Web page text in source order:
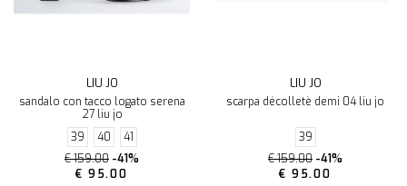
LIU JO
sandalo con tacco logato serena
27 liu jo
39
40
41
€ 159.00 -41%
€ 95.00
LIU JO
scarpa décolletè demi 04 liu jo
39
€ 159.00 -41%
€ 95.00